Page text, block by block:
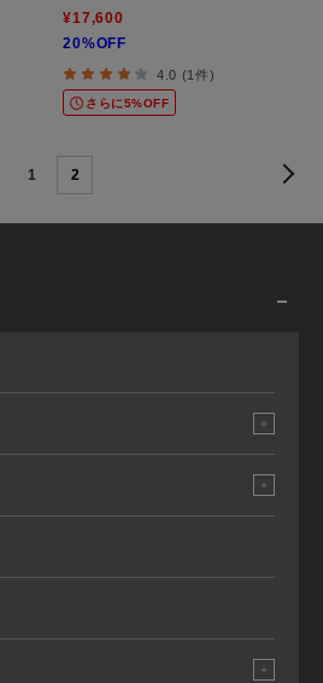
¥17,600
20%OFF
4.0 (1件)
さらに5%OFF
1 2